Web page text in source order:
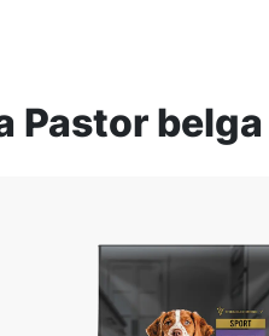
Pastor